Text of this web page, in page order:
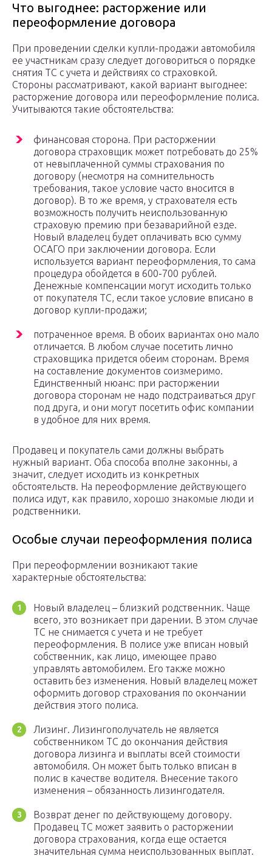
Что выгоднее: расторжение или
переоформление договора
При проведении сделки купли-продажи автомобиля
ее участникам сразу следует договориться о порядке
снятия ТС с учета и действиях со страховкой.
Стороны рассматривают, какой вариант выгоднее:
расторжение договора или переоформление полиса.
Учитываются такие обстоятельства:
финансовая сторона. При расторжении
договора страховщик может потребовать до 25%
от невыплаченной суммы страхования по
договору (несмотря на сомнительность
требования, такое условие часто вносится в
договор). В то же время, у страхователя есть
возможность получить неиспользованную
страховую премию при безаварийной езде.
Новый владелец будет оплачивать всю сумму
ОСАГО при заключении договора. Если
используется вариант переоформления, то сама
процедура обойдется в 600-700 рублей.
Денежные компенсации могут исходить только
от покупателя ТС, если такое условие вписано в
договор купли-продажи;
потраченное время. В обоих вариантах оно мало
отличается. В любом случае посетить лично
страховщика придется обеим сторонам. Время
на составление документов соизмеримо.
Единственный нюанс: при расторжении
договора сторонам не надо подстраиваться друг
под друга, и они могут посетить офис компании
в удобное для них время.
Продавец и покупатель сами должны выбрать
нужный вариант. Оба способа вполне законны, а
значит, следует исходить из конкретных
обстоятельств. На переоформление действующего
полиса идут, как правило, хорошо знакомые люди и
родственники.
Особые случаи переоформления полиса
При переоформлении возникают такие
характерные обстоятельства:
Новый владелец – близкий родственник. Чаще
всего, это возникает при дарении. В этом случае
ТС не снимается с учета и не требует
переоформления. В полисе уже вписан новый
собственник, как лицо, имеющее право
управлять автомобилем. Его также можно
оставить без изменения. Новый владелец может
оформить договор страхования по окончании
действия этого полиса.
Лизинг. Лизингополучатель не является
собственником ТС до окончания действия
договора лизинга и выплаты всей стоимости
автомобиля. Он может быть только вписан в
полис в качестве водителя. Внесение такого
изменения – обязанность лизингодателя.
Возврат денег по действующему договору.
Продавец ТС может заявить о расторжении
договора страхования, когда еще остается
значительная сумма неиспользованных выплат.